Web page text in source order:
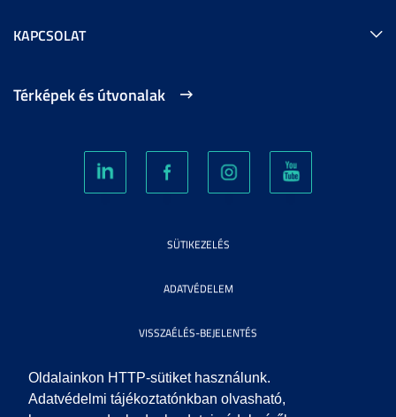
Oldalainkon HTTP-sütiket használunk.
Adatvédelmi tájékoztatónkban olvasható,
KAPCSOLAT
Térképek és útvonalak
SÜTIKEZELÉS
ADATVÉDELEM
VISSZAÉLÉS-BEJELENTÉS
KÖZÉRDEKŰ ADATOK